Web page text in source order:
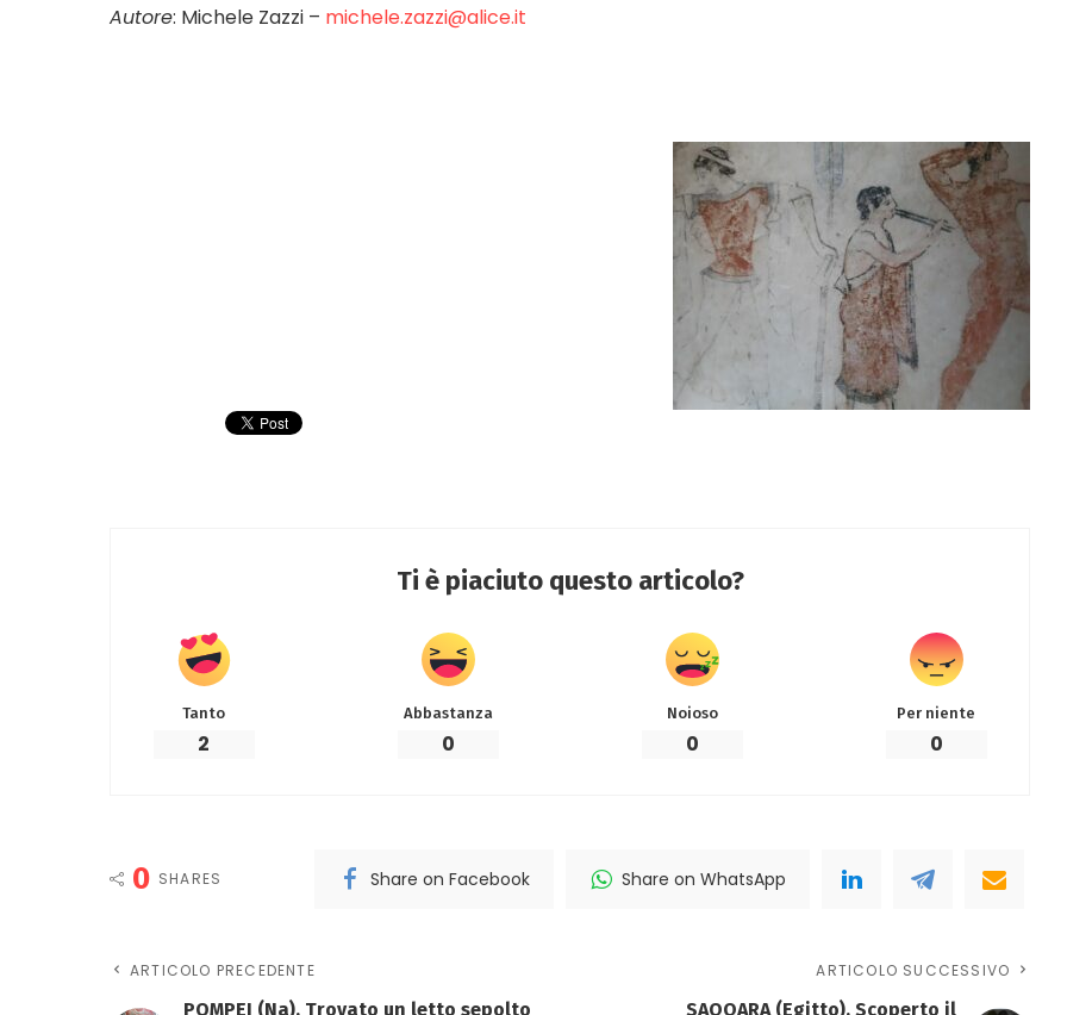
Autore: Michele Zazzi – michele.zazzi@alice.it
Ti è piaciuto questo articolo?
Tanto
2
Abbastanza
0
Noioso
0
Per niente
0
0 SHARES Share on Facebook Share on WhatsApp
ARTICOLO PRECEDENTE
POMPEI (Na). Trovato un letto sepolto
ARTICOLO SUCCESSIVO
SAQQARA (Egitto). Scoperto il